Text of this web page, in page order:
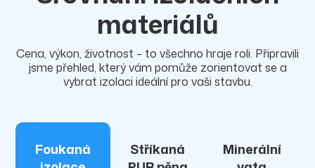
materiálů
Cena, výkon, životnost – to všechno hraje roli. Připravili
jsme přehled, který vám pomůže zorientovat se a
vybrat izolaci ideální pro vaši stavbu.
Foukaná
Stříkaná
Minerální